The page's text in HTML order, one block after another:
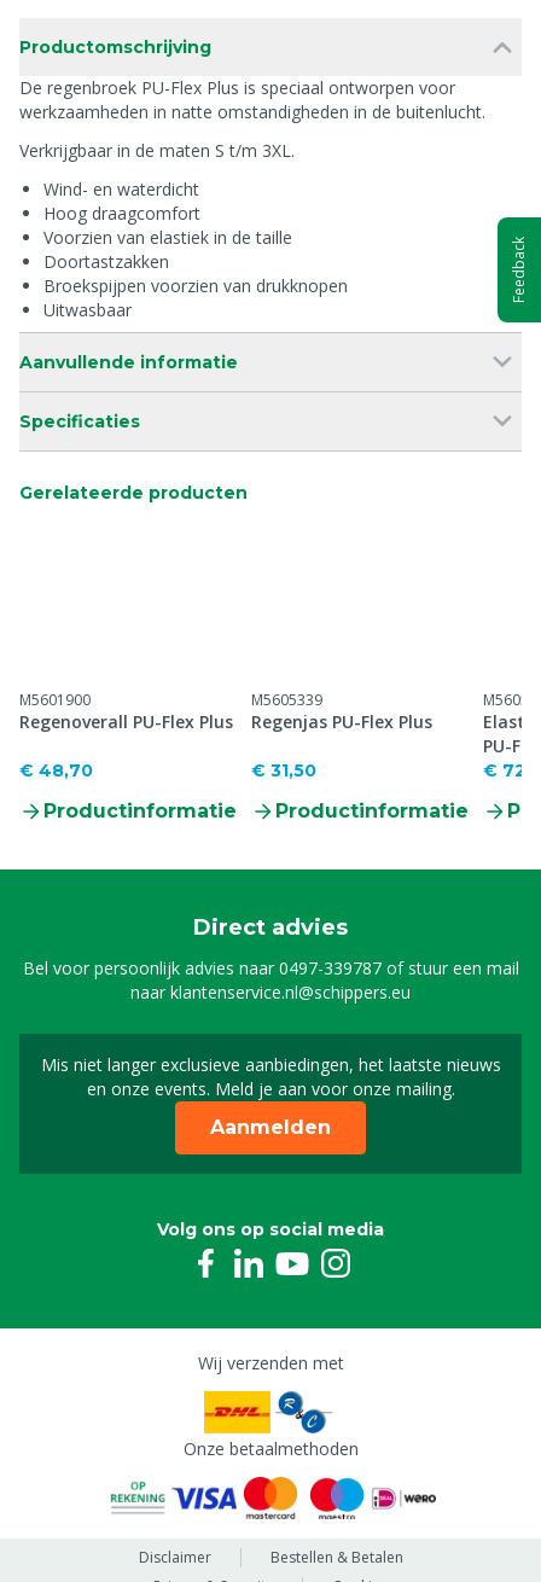
Productomschrijving
De regenbroek PU-Flex Plus is speciaal ontworpen voor
werkzaamheden in natte omstandigheden in de buitenlucht.
Verkrijgbaar in de maten S t/m 3XL.
Wind- en waterdicht
Hoog draagcomfort
Voorzien van elastiek in de taille
Doortastzakken
Broekspijpen voorzien van drukknopen
Uitwasbaar
Aanvullende informatie
Specificaties
Gerelateerde producten
M5601900
Regenoverall PU-Flex Plus
€ 48,70
Productinformatie
M5605339
Regenjas PU-Flex Plus
€ 31,50
Productinformatie
PU-
€
Direct advies
Bel voor persoonlijk advies naar0497-339787of stuur een mail
naarklantenservice.nl@schippers.eu
Mis niet langer exclusieve aanbiedingen, het laatste nieuws
en onze events. Meld je aan voor onze mailing.
Schrijf je in voor onze
Aanmelden
Volg ons op social media
Wij verzenden met
Onze betaalmethoden
Disclaimer
Bestellen & Betalen
Feedback